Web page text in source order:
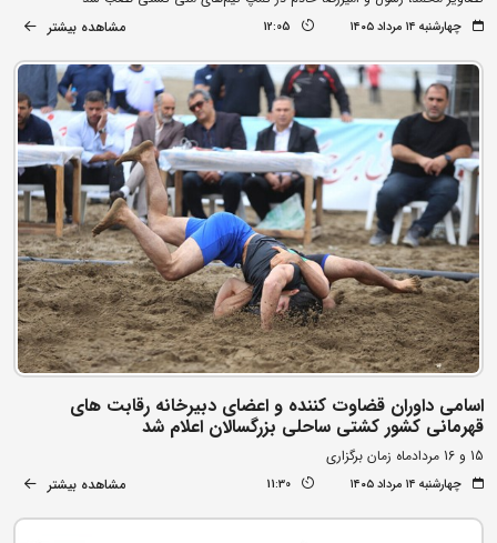
چهارشنبه ۱۴ مرداد ۱۴۰۵ 12:05 مشاهده بیشتر
اسامی داوران قضاوت کننده و اعضای دبیرخانه رقابت های
قهرمانی کشور کشتی ساحلی بزرگسالان اعلام شد
15 و 16 مردادماه زمان برگزاری
چهارشنبه ۱۴ مرداد ۱۴۰۵ 11:30 مشاهده بیشتر